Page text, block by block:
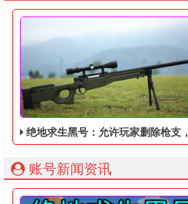
绝地求生黑号：允许玩家删除枪支，你会做出什么样的选择呢？
账号新闻资讯